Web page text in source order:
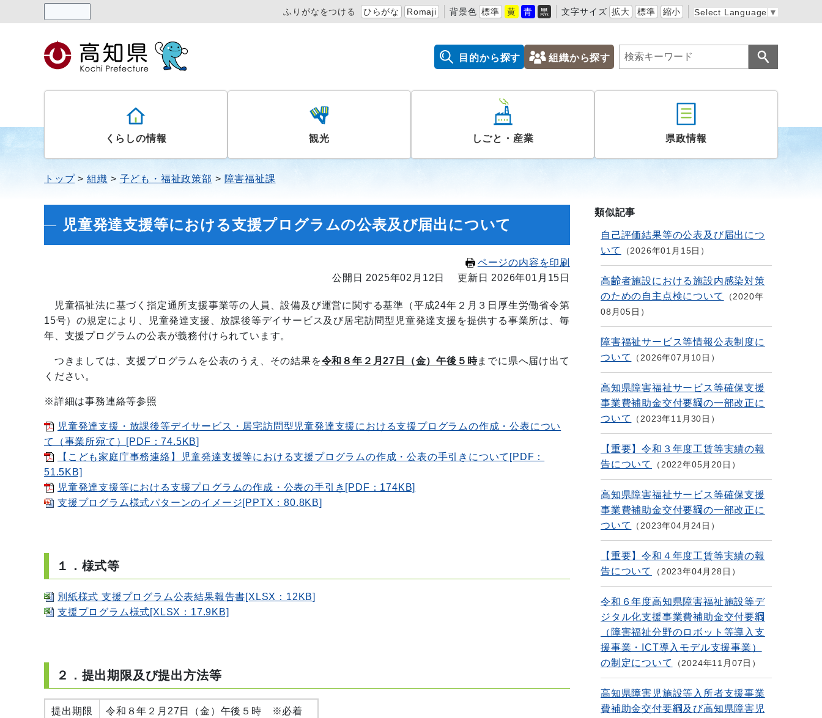
ふりがなをつける ひらがな Romaji 背景色 標準 黄 青 黒 文字サイズ 拡大 標準 縮小 Select Language ▼
目的から探す 組織から探す
くらしの情報 観光 しごと・産業 県政情報
トップ 組織 子ども・福祉政策部 障害福祉課
児童発達支援等における支援プログラムの公表及び届出について
ページの内容を印刷
公開日 2025年02月12日
更新日 2026年01月15日
児童福祉法に基づく指定通所支援事業等の人員、設備及び運営に関する基準（平成24年２月３日厚生労働省令第
15号）の規定により、児童発達支援、放課後等デイサービス及び居宅訪問型児童発達支援を提供する事業所は、毎
年、支援プログラムの公表が義務付けられています。
つきましては、支援プログラムを公表のうえ、その結果を令和８年２月27日（金）午後５時までに県へ届け出て
ください。
※詳細は事務連絡等参照
児童発達支援・放課後等デイサービス・居宅訪問型児童発達支援における支援プログラムの作成・公表につい
て（事業所宛て）[PDF：74.5KB]
【こども家庭庁事務連絡】児童発達支援等における支援プログラムの作成・公表の手引きについて[PDF：
51.5KB]
児童発達支援等における支援プログラムの作成・公表の手引き[PDF：174KB]
支援プログラム様式パターンのイメージ[PPTX：80.8KB]
１．様式等
別紙様式 支援プログラム公表結果報告書[XLSX：12KB]
支援プログラム様式[XLSX：17.9KB]
２．提出期限及び提出方法等
提出期限 令和８年２月27日（金）午後５時 ※必着
類似記事
自己評価結果等の公表及び届出につ
いて
2026年01月15日
高齢者施設における施設内感染対策
のための自主点検について
2020年
08月05日
障害福祉サービス等情報公表制度に
ついて
2026年07月10日
高知県障害福祉サービス等確保支援
事業費補助金交付要綱の一部改正に
ついて
2023年11月30日
【重要】令和３年度工賃等実績の報
告について
2022年05月20日
高知県障害福祉サービス等確保支援
事業費補助金交付要綱の一部改正に
ついて
2023年04月24日
【重要】令和４年度工賃等実績の報
告について
2023年04月28日
令和６年度高知県障害福祉施設等デ
ジタル化支援事業費補助金交付要綱
（障害福祉分野のロボット等導入支
援事業・ICT導入モデル支援事業）
の制定について
2024年11月07日
高知県障害児施設等入所者支援事業
費補助金交付要綱及び高知県障害児